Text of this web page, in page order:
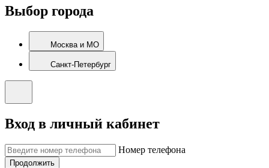
Выбор города
Москва и МО
Санкт-Петербург
Вход в личный кабинет
Номер телефона
Продолжить